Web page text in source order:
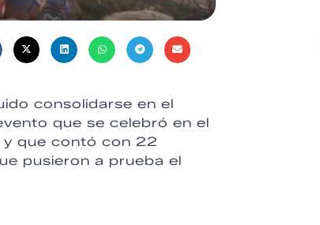
consolidarse en el
que se celebró en el
y que contó con 22
pusieron a prueba el